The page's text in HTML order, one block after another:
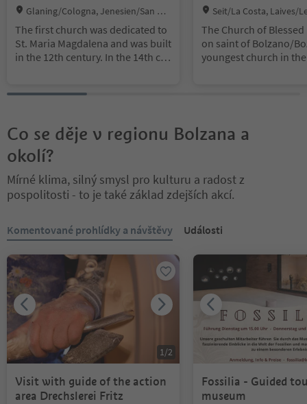
Location:
Glaning/Cologna, Jenesien/San Ge
irons
The first church was dedicated to
St. Maria Magdalena and was built
in the 12th century. In the 14th ce
n and were necessary for conserv
atron of Magdalena to Martin was
supposed to have been complete
d in 1613, from then on, only a ch
urch of Saint Martin is mentioned.
Location:
Seit/La Costa, Laives/
The Church of
on saint of Bolzano/
youngest church in
e altars, the picture of
Co se děje v regionu Bolzana a
okolí?
Mírné klima, silný smysl pro kulturu a radost z
pospolitosti - to je také základ zdejších akcí.
Nacházíte se na tabulkovém posuvníku. Vyberte kartu pro
Komentované prohlídky a návštěvy Události
1 /2
Visit with guide of the action
area Drechslerei Fritz
Fossilia - Guided
museum